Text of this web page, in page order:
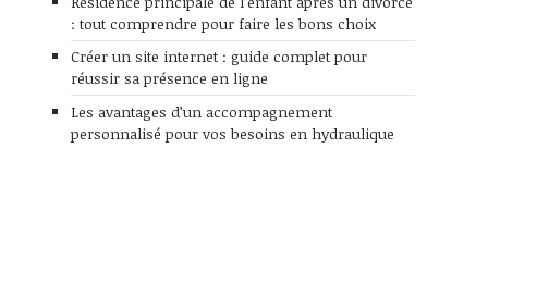
: tout comprendre pour faire les bons choix
Créer un site internet : guide complet pour
réussir sa présence en ligne
Les avantages d’un accompagnement
personnalisé pour vos besoins en hydraulique